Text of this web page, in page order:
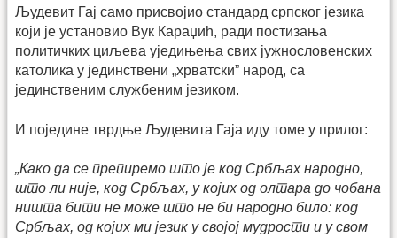
Људевит Гај само присвојио стандард српског језика
који је установио Вук Караџић, ради постизања
политичких циљева уједињења свих јужнословенских
католика у јединствени „хрватски” народ, са
јединственим службеним језиком.
И поједине тврдње Људевита Гаја иду томе у прилог:
„Како да се препиремо што је код Србљах народно,
што ли није, код Србљах, у којих од олтара до чобана
ништа бити не може што не би народно било: код
Србљах, од којих ми језик у својој мудрости и у свом